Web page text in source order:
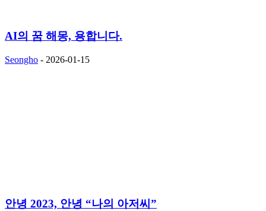
AI의 꿈 해몽, 용합니다.
Seongho - 2026-01-15
안녕 2023, 안녕 “나의 아저씨”